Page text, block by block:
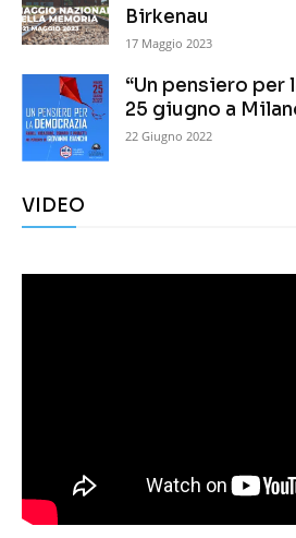
Birkenau
17 Maggio 2023
“Un pensiero per
25 giugno a
22 Giugno 2022
VIDEO